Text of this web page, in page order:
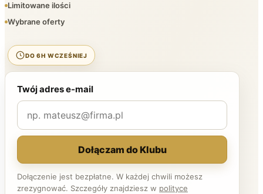
Limitowane ilości
Wybrane oferty
DO 6H WCZEŚNIEJ
Twój adres e-mail
Dołączam do Klubu
Dołączenie jest bezpłatne. W każdej chwili możesz
zrezygnować. Szczegóły znajdziesz w polityce